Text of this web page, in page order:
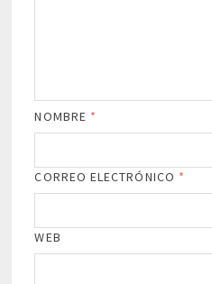
NOMBRE *
CORREO ELECTRÓNICO *
WEB